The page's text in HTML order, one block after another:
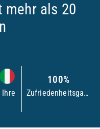
mehr als 20
Ihre
100%
Zufriedenheitsgarantie